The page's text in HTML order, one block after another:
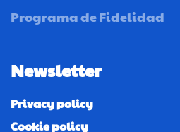
Programa de Fidelidad
Newsletter
Privacy policy
Cookie policy